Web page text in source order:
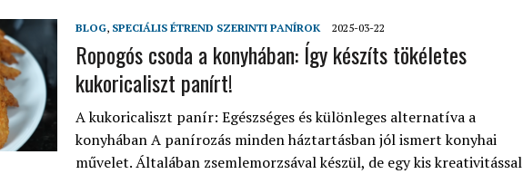
BLOG, SPECIÁLIS ÉTREND SZERINTI PANÍROK 2025-03-22
Ropogós csoda a konyhában: Így készíts tökéletes
kukoricaliszt panírt!
A kukoricaliszt panír: Egészséges és különleges alternatíva a
konyhában A panírozás minden háztartásban jól ismert konyhai
művelet. Általában zsemlemorzsával készül, de egy kis kreativitással